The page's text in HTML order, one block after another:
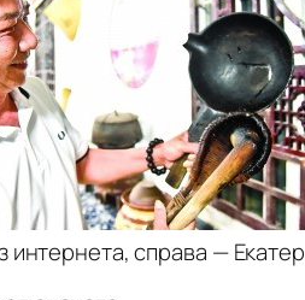
интернета, справа —